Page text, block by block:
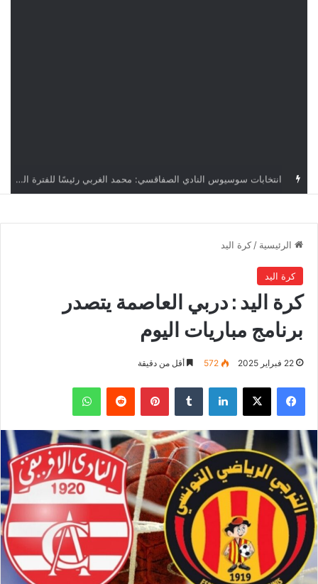
قرعة دوري أبطال إفريقيا: النادي الإفريقي في حال التأهل يواجه مازمبي أو ميدياما
الرئيسية / كرة اليد
كرة اليد
كرة اليد : دربي العاصمة يتصدر
برنامج مباريات اليوم
22 فبراير 2025 572 أقل من دقيقة
فيسبوك ‫X لينكدإن بينتيريست واتساب